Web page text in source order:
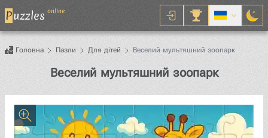
Puzzles online
Головна Пазли Для дітей Веселий мультяшний зоопарк
Веселий мультяшний зоопаркПазл